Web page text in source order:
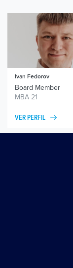
Ivan Fedorov
Board Member
MBA 21
VER PERFIL